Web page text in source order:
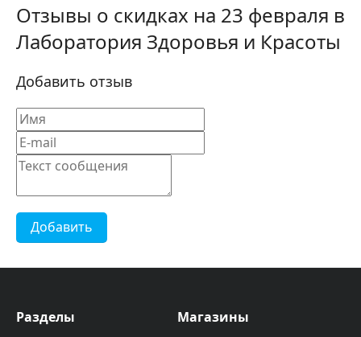
Отзывы о скидках на 23 февраля в
Лаборатория Здоровья и Красоты
Добавить отзыв
Добавить
Разделы
Магазины